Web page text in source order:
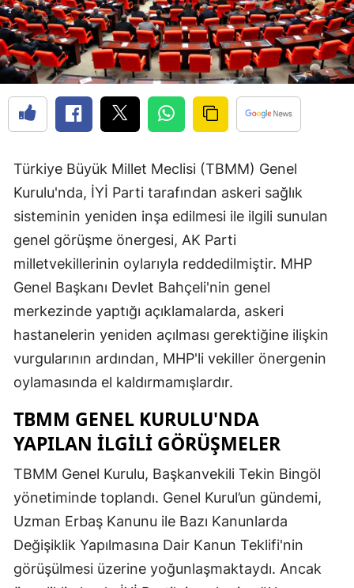
Türkiye Büyük Millet Meclisi (TBMM) Genel
Kurulu'nda, İYİ Parti tarafından askeri sağlık
sisteminin yeniden inşa edilmesi ile ilgili sunulan
genel görüşme önergesi, AK Parti
milletvekillerinin oylarıyla reddedilmiştir. MHP
Genel Başkanı Devlet Bahçeli'nin genel
merkezinde yaptığı açıklamalarda, askeri
hastanelerin yeniden açılması gerektiğine ilişkin
vurgularının ardından, MHP'li vekiller önergenin
oylamasında el kaldırmamışlardır.
TBMM GENEL KURULU'NDA
YAPILAN İLGILI GÖRÜŞMELER
TBMM Genel Kurulu, Başkanvekili Tekin Bingöl
yönetiminde toplandı. Genel Kurul’un gündemi,
Uzman Erbaş Kanunu ile Bazı Kanunlarda
Değişiklik Yapılmasına Dair Kanun Teklifi'nin
görüşülmesi üzerine yoğunlaşmaktaydı. Ancak